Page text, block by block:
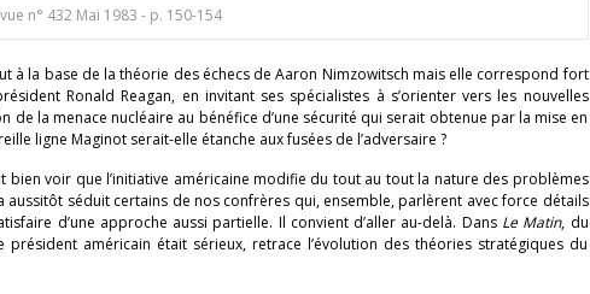
n° 432 Mai 1983 - p. 150-154
à la base de la théorie des échecs de Aaron Nimzowitsch mais elle correspond fort
Ronald Reagan, en invitant ses spécialistes à s’orienter vers les nouvelles
la menace nucléaire au bénéfice d’une sécurité qui serait obtenue par la mise en
ligne Maginot serait-elle étanche aux fusées de l’adversaire ?
voir que l’initiative américaine modifie du tout au tout la nature des problèmes
aussitôt séduit certains de nos confrères qui, ensemble, parlèrent avec force détails
d’une approche aussi partielle. Il convient d’aller au-delà. Dans Le Matin, du
président américain était sérieux, retrace l’évolution des théories stratégiques du